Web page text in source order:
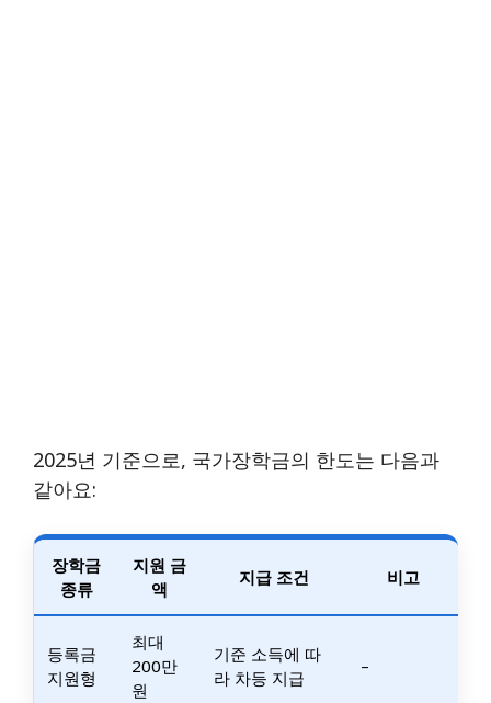
2025년 기준으로, 국가장학금의 한도는 다음과
같아요:
장학금
종류
지원 금
액
지급 조건 비고
등록금
지원형
최대
200만
원
기준 소득에 따
라 차등 지급
–